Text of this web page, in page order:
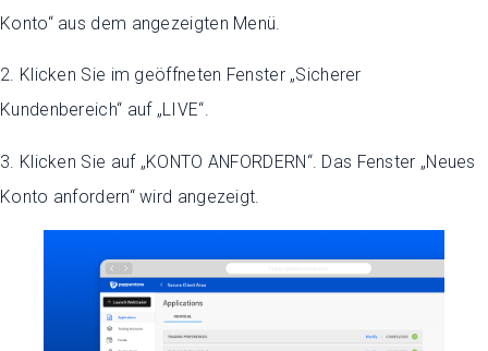
Konto“ aus dem angezeigten Menü.
2. Klicken Sie im geöffneten Fenster „Sicherer
Kundenbereich“ auf „LIVE“.
3. Klicken Sie auf „KONTO ANFORDERN“. Das Fenster „Neues
Konto anfordern“ wird angezeigt.